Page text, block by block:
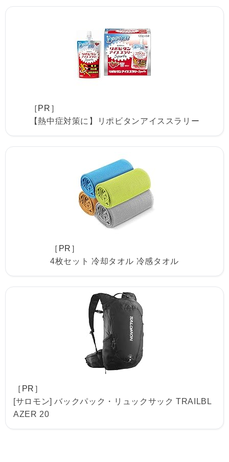
［PR］
【熱中症対策に】リポビタンアイススラリー
［PR］
4枚セット 冷却タオル 冷感タオル
［PR］
[サロモン] バックパック・リュックサック TRAILBL
AZER 20